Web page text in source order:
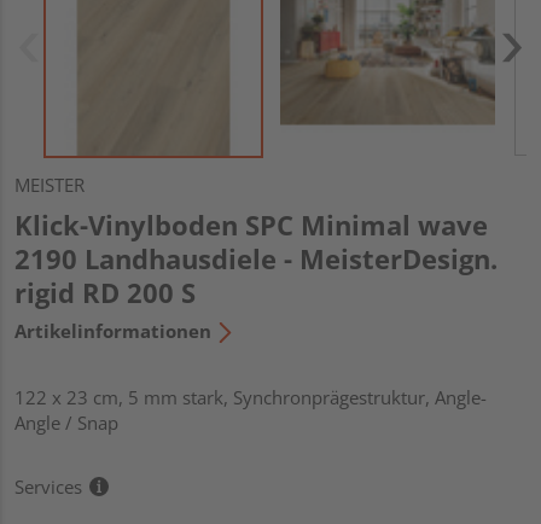
MEISTER
Klick-Vinylboden SPC Minimal wave
2190 Landhausdiele - MeisterDesign.
rigid RD 200 S
Artikelinformationen
122 x 23 cm, 5 mm stark, Synchronprägestruktur, Angle-
Angle / Snap
Services